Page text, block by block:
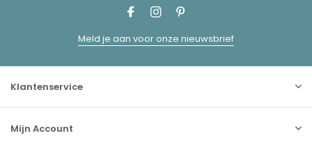
Meld je aan voor onze nieuwsbrief
Klantenservice
Mijn Account